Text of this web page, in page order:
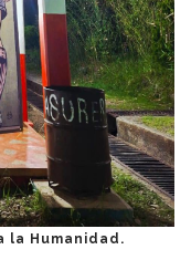
la Humanidad.